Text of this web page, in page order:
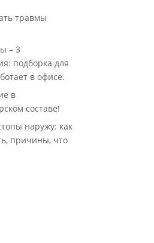
травмы
– 3
подборка для
в офисе.
в
составе!
наружу: как
причины, что